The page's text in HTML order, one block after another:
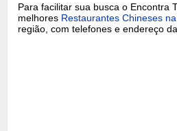
Para facilitar sua busca o Encontra
melhores Restaurantes Chineses
região, com telefones e endereço